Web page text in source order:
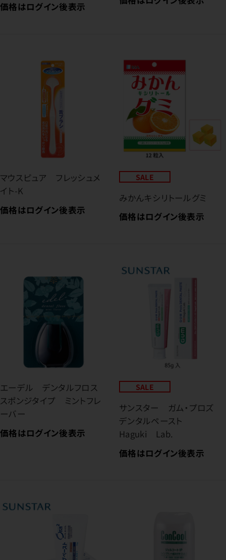
価格はログイン後表示
マウスピュア フレッシュメ
イト-K
価格はログイン後表示
SALE
みかんキシリトールグミ
価格はログイン後表示
エーデル デンタルフロス
スポンジタイプ ミントフレ
ーバー
価格はログイン後表示
SALE
サンスター ガム・プロズ
デンタルペースト
Haguki Lab.
価格はログイン後表示